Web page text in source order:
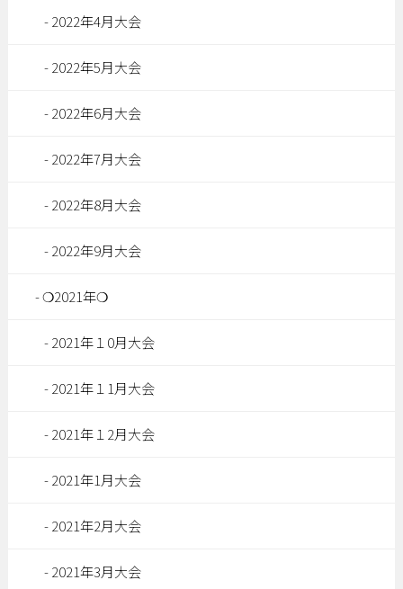
2022年4月大会
2022年5月大会
2022年6月大会
2022年7月大会
2022年8月大会
2022年9月大会
❍2021年❍
2021年１0月大会
2021年１1月大会
2021年１2月大会
2021年1月大会
2021年2月大会
2021年3月大会